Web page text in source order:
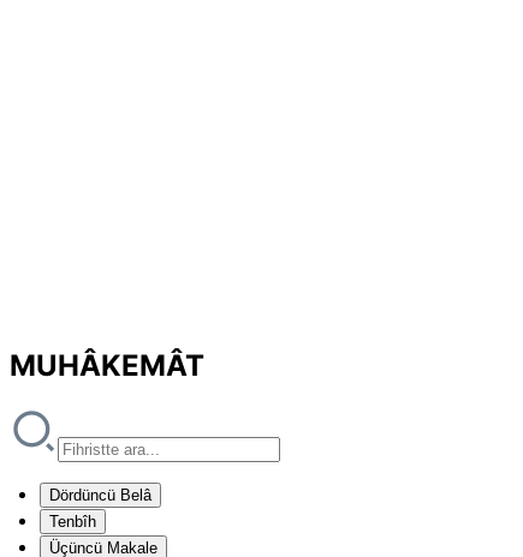
MUHÂKEMÂT
Dördüncü Belâ
Tenbîh
Üçüncü Makale